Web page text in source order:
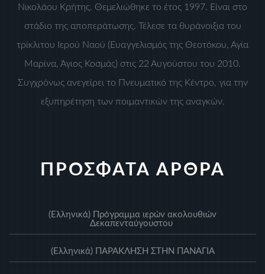
Νικολάου Κρήτης. Θεμελιώθηκε το έτος 1997. Είναι στο
στάδιο της αποπεράτωσης. Τέλεσε τα θυράνοιξια του
τρίκλιτου Ιερού Ναού (Ευαγγελισμός της Θεοτόκου, Αγία
Μαρίνα, Άγιος Κοσμάς) στις 22 Αυγούστου του 2010.
Συγχρόνως ανεγείρει το Πνευματικό της Κέντρο, για την
εξυπηρέτηση των ποιμαντικών της αναγκών.
ΠΡΟΣΦΑΤΑ ΑΡΘΡΑ
(Ελληνικά) Πρόγραμμα ιερών ακολουθιών
Δεκαπενταύγουστου
(Ελληνικά) ΠΑΡΑΚΛΗΣΗ ΣΤΗΝ ΠΑΝΑΓΙΑ